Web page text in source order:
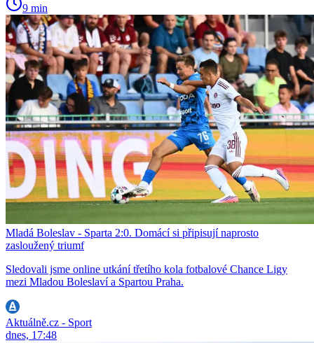
9 min
Mladá Boleslav - Sparta 2:0. Domácí si připisují naprosto
zasloužený triumf
Sledovali jsme online utkání třetího kola fotbalové Chance Ligy
mezi Mladou Boleslaví a Spartou Praha.
Aktuálně.cz - Sport
dnes, 17:48